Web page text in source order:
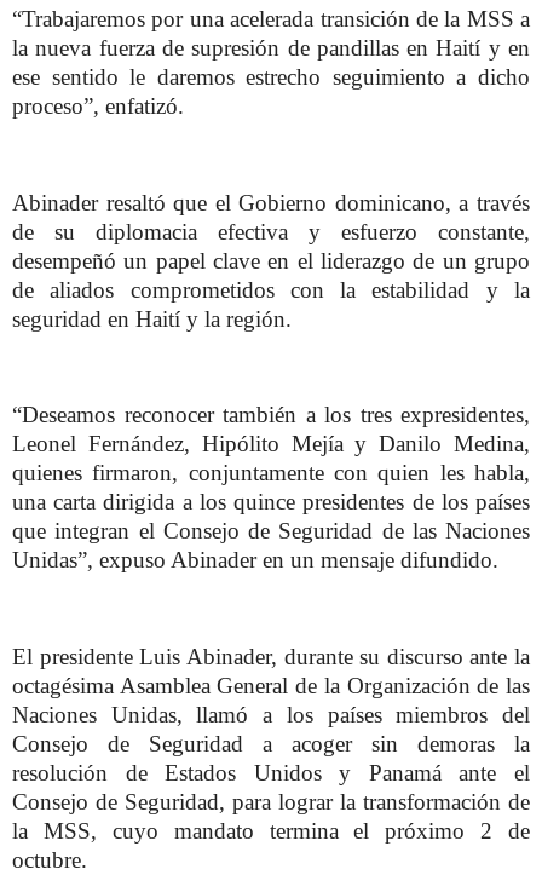
“Trabajaremos por una acelerada transición de la MSS a
la nueva fuerza de supresión de pandillas en Haití y en
ese sentido le daremos estrecho seguimiento a dicho
proceso”, enfatizó.
Abinader resaltó que el Gobierno dominicano, a través
de su diplomacia efectiva y esfuerzo constante,
desempeñó un papel clave en el liderazgo de un grupo
de aliados comprometidos con la estabilidad y la
seguridad en Haití y la región.
“Deseamos reconocer también a los tres expresidentes,
Leonel Fernández, Hipólito Mejía y Danilo Medina,
quienes firmaron, conjuntamente con quien les habla,
una carta dirigida a los quince presidentes de los países
que integran el Consejo de Seguridad de las Naciones
Unidas”, expuso Abinader en un mensaje difundido.
El presidente Luis Abinader, durante su discurso ante la
octagésima Asamblea General de la Organización de las
Naciones Unidas, llamó a los países miembros del
Consejo de Seguridad a acoger sin demoras la
resolución de Estados Unidos y Panamá ante el
Consejo de Seguridad, para lograr la transformación de
la MSS, cuyo mandato termina el próximo 2 de
octubre.